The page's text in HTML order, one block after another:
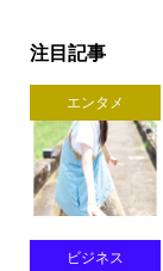
注目記事
エンタメ
ビジネス